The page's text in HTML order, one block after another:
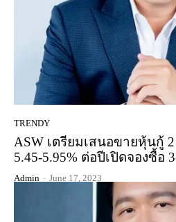
TRENDY
ASW เตรียมเสนอขายหุ้นกู้
5.45-5.95% ต่อปีเปิดจองซื้อ
Admin - June 17, 2023